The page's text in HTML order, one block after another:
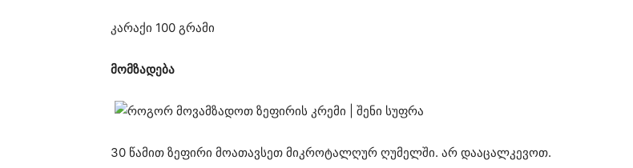
კარაქი 100 გრამი
მომზადება
30 წამით ზეფირი მოათავსეთ მიკროტალღურ ღუმელში. არ დააცალკევოთ.